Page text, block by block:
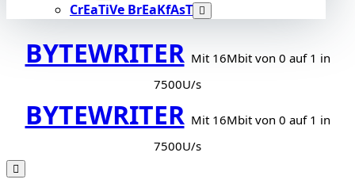
CrEaTiVe BrEaKfAsT
BYTEWRITER Mit 16Mbit von 0 auf 1 in
7500U/s
BYTEWRITER Mit 16Mbit von 0 auf 1 in
7500U/s